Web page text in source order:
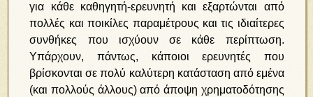
για κάθε καθηγητή-ερευνητή και εξαρτώνται από
πολλές και ποικίλες παραμέτρους και τις ιδιαίτερες
συνθήκες που ισχύουν σε κάθε περίπτωση.
Υπάρχουν, πάντως, κάποιοι ερευνητές που
βρίσκονται σε πολύ καλύτερη κατάσταση από εμένα
(και πολλούς άλλους) από άποψη χρηματοδότησης